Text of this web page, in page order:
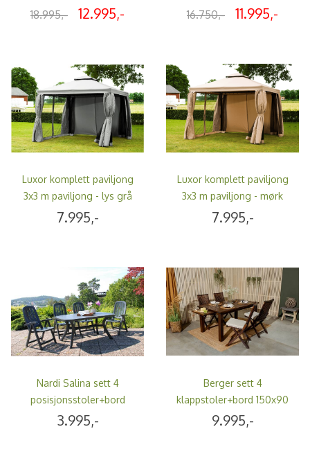
18.995,- 12.995,-
sort/gråbeige
16.750,- 11.995,-
Luxor komplett paviljong
3x3 m paviljong - lys grå
7.995,-
Luxor komplett paviljong
3x3 m paviljong - mørk
beige
7.995,-
Nardi Salina sett 4
posisjonsstoler+bord
165x95 cm - antrasittgrå
3.995,-
Berger sett 4
klappstoler+bord 150x90
cm - tjærebrun
9.995,-